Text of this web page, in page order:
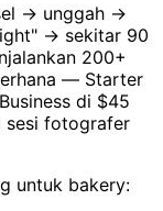
→ unggah →
→ sekitar 90
200+
— Starter
di $45
sesi fotografer
untuk bakery: